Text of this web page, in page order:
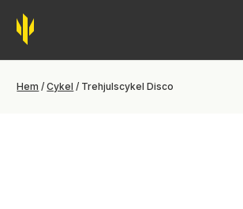
Trident
Hem /Cykel / Trehjulscykel Disco